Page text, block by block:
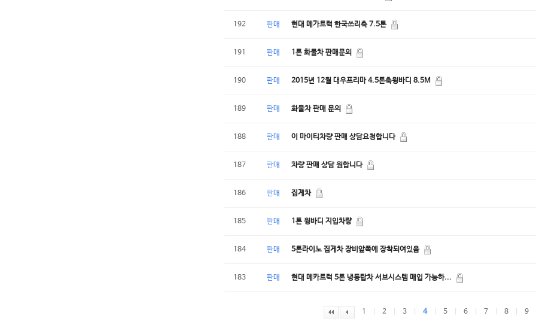
192 판매 현대 메가트럭 한국쓰리축 7.5톤
191 판매 1톤 화물차 판매문의
190 판매 2015년 12월 대우프리마 4.5톤축윙바디 8.5M
189 판매 화물차 판매 문의
188 판매 이 마이티차량 판매 상담요청합니다
187 판매 차량 판매 상담 원합니다
186 판매 집게차
185 판매 1톤 윙바디 지입차량
184 판매 5톤라이노 집게차 장비앞쪽에 장착되여있음
183 판매 현대 메카트럭 5톤 냉동탑차 서브시스템 매입 가능하...
1 2 3 4 5 6 7 8 9